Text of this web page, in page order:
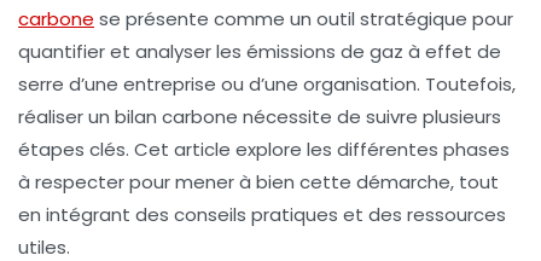
carbone se présente comme un outil stratégique pour
quantifier et analyser les émissions de gaz à effet de
serre d’une entreprise ou d’une organisation. Toutefois,
réaliser un bilan carbone nécessite de suivre plusieurs
étapes clés. Cet article explore les différentes phases
à respecter pour mener à bien cette démarche, tout
en intégrant des conseils pratiques et des ressources
utiles.